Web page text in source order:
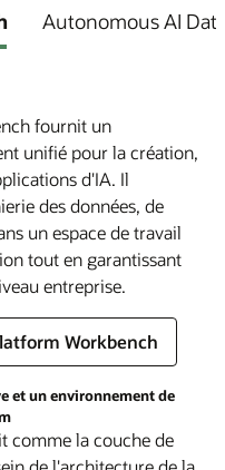
Autonomous AI
fournit un
unifié pour la création,
d'IA. Il
des données, de
un espace de travail
tout en garantissant
entreprise.
Workbench
et un environnement de
comme la couche de